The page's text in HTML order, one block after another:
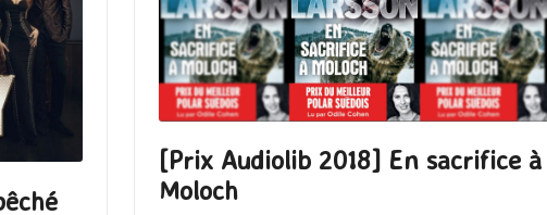
[Prix Audiolib 2018] En sacrifice à
Moloch